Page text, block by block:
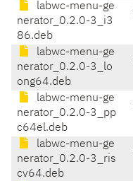
labwc-menu-ge
nerator_0.2.0-3_i3
86.deb
labwc-menu-ge
nerator_0.2.0-3_lo
ong64.deb
labwc-menu-ge
nerator_0.2.0-3_pp
c64el.deb
labwc-menu-ge
nerator_0.2.0-3_ris
cv64.deb